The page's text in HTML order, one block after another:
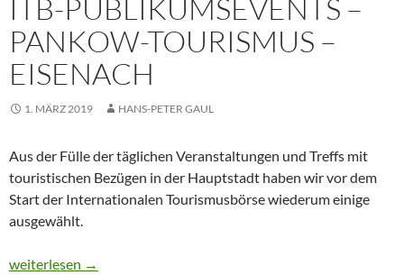
ITB-PUBLIKUMSEVENTS –
PANKOW-TOURISMUS –
EISENACH
1. MÄRZ 2019 HANS-PETER GAUL
Aus der Fülle der täglichen Veranstaltungen und Treffs mit
touristischen Bezügen in der Hauptstadt haben wir vor dem
Start der Internationalen Tourismusbörse wiederum einige
ausgewählt.
CTOUR-News: Speed Dating Tourismus – Hauptmann von
weiterlesen →